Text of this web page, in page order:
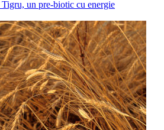
un pre-biotic cu energie